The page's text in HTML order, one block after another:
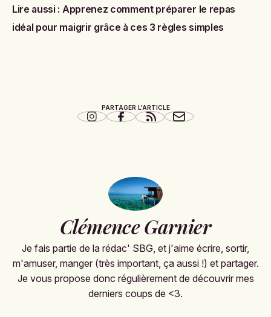
Lire aussi : Apprenez comment préparer le repas
idéal pour maigrir grâce à ces 3 règles simples
PARTAGER L'ARTICLE
Clémence Garnier
Je fais partie de la rédac' SBG, et j'aime écrire, sortir,
m'amuser, manger (très important, ça aussi !) et partager.
Je vous propose donc régulièrement de découvrir mes
derniers coups de <3.